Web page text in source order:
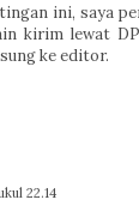
ini, saya
kirim lewat
ke editor.
22.14